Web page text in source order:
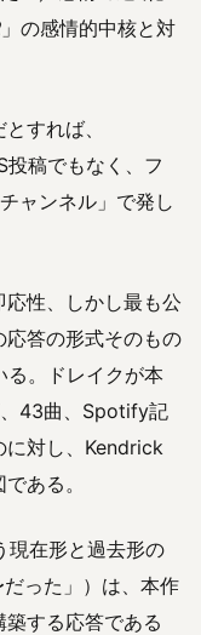
」の感情的中核と対
すれば、
稿でもなく、フ
ャンネル」で発し
性、しかし最も公
答の形式そのもの
。ドレイクが本
43曲、Spotify記
に対し、Kendrick
ある。
現在形と過去形の
った」）は、本作
する応答である